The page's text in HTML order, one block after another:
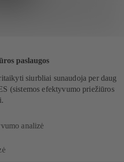
paslaugos
siurbliai sunaudoja per daug
(sistemos efektyvumo priežiūros
analizė